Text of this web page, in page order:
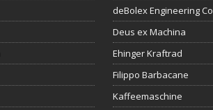
deBolex Engineering Co
Deus ex Machina
Ehinger Kraftrad
Filippo Barbacane
Kaffeemaschine